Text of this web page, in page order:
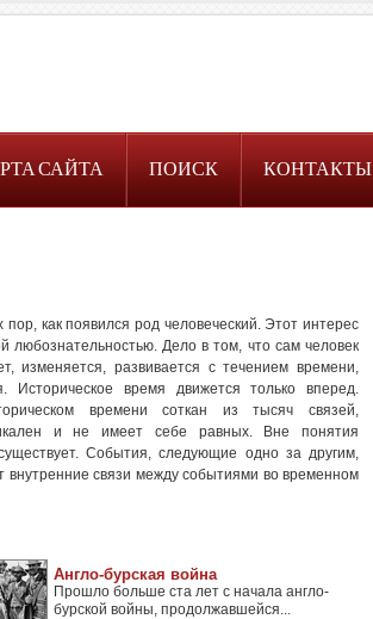
САЙТА ПОИСК КОНТАКТЫ
как появился род человеческий. Этот интерес
любознательностью. Дело в том, что сам человек
изменяется, развивается с течением времени,
Историческое время движется только вперед.
времени соткан из тысяч связей,
и не имеет себе равных. Вне понятия
События, следующие одно за другим,
связи между событиями во временном
Англо-бурская война
Прошло больше ста лет с начала англо-
бурской войны, продолжавшейся...